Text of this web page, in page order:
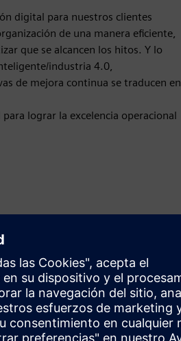
digital para nuestros clientes
de una manera eficiente,
que se alcancen los hitos. Y lo
industria 4.0,
de mejora continua se traducen en
lograr la excelencia operacional
creación de un nuevo producto, o
para el cliente mediante la
Siemens Xcelerator y el